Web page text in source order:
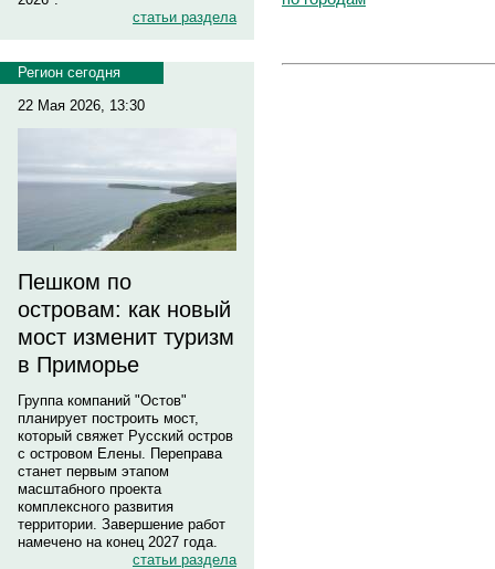
статьи раздела
Регион сегодня
22 Мая 2026, 13:30
Пешком по
островам: как новый
мост изменит туризм
в Приморье
Группа компаний "Остов"
планирует построить мост,
который свяжет Русский остров
с островом Елены. Переправа
станет первым этапом
масштабного проекта
комплексного развития
территории. Завершение работ
намечено на конец 2027 года.
статьи раздела